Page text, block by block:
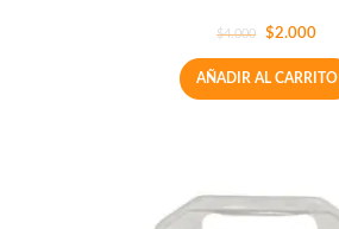
$4.000 $2.000
AÑADIR AL CARRITO